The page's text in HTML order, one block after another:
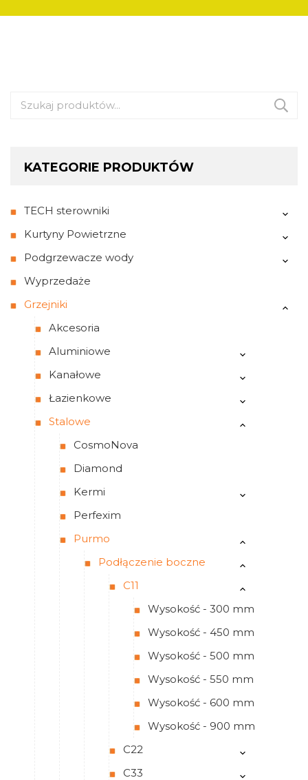
Szukaj:
KATEGORIE PRODUKTÓW
TECH sterowniki
Kurtyny Powietrzne
Podgrzewacze wody
Wyprzedaże
Grzejniki
Akcesoria
Aluminiowe
Kanałowe
Łazienkowe
Stalowe
CosmoNova
Diamond
Kermi
Perfexim
Purmo
Podłączenie boczne
C11
Wysokość - 300 mm
Wysokość - 450 mm
Wysokość - 500 mm
Wysokość - 550 mm
Wysokość - 600 mm
Wysokość - 900 mm
C22
C33